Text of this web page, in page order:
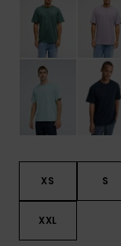
XS S
XXL